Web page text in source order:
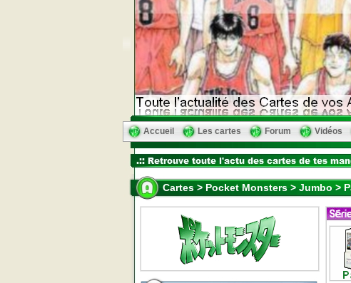
Accueil Les cartes Forum Vidéos
Cartes > Pocket Monsters > Jumbo >